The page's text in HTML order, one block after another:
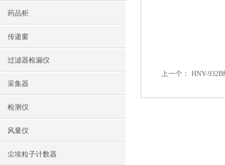
药品柜
传递窗
过滤器检漏仪
采集器
检测仪
风量仪
尘埃粒子计数器
上一个： HNY-